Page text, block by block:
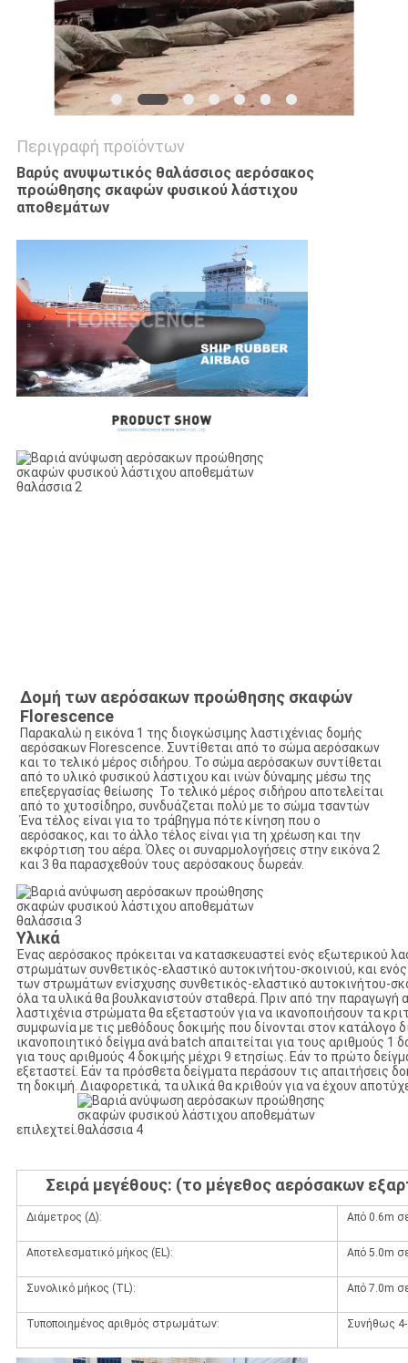
Περιγραφή προϊόντων
Βαρύς ανυψωτικός θαλάσσιος αερόσακος
προώθησης σκαφών φυσικού λάστιχου
αποθεμάτων
Δομή των αερόσακων προώθησης σκαφών
Florescence
Παρακαλώ η εικόνα 1 της διογκώσιμης λαστιχένιας δομής
αερόσακων Florescence. Συντίθεται από το σώμα αερόσακων
και το τελικό μέρος σιδήρου. Το σώμα αερόσακων συντίθεται
από το υλικό φυσικού λάστιχου και ινών δύναμης μέσω της
επεξεργασίας θείωσης  Το τελικό μέρος σιδήρου αποτελείται
από το χυτοσίδηρο, συνδυάζεται πολύ με το σώμα τσαντών
Ένα τέλος είναι για το τράβηγμα πότε κίνηση που ο
αερόσακος, και το άλλο τέλος είναι για τη χρέωση και την
εκφόρτιση του αέρα. Όλες οι συναρμολογήσεις στην εικόνα 2
και 3 θα παρασχεθούν τους αερόσακους δωρεάν.
Υλικά
Ένας αερόσακος πρόκειται να κατασκευαστεί ενός εξωτερικού
στρωμάτων συνθετικός-ελαστικό αυτοκινήτου-σκοινιού, και
των στρωμάτων ενίσχυσης συνθετικός-ελαστικό αυτοκινήτου-
όλα τα υλικά θα βουλκανιστούν σταθερά. Πριν από την παραγωγή
λαστιχένια στρώματα θα εξεταστούν για να ικανοποιήσουν τα
συμφωνία με τις μεθόδους δοκιμής που δίνονται στον κατάλογο
ικανοποιητικό δείγμα ανά batch απαιτείται για τους αριθμούς 1
για τους αριθμούς 4 δοκιμής μέχρι 9 ετησίως. Εάν το πρώτο
εξεταστεί. Εάν τα πρόσθετα δείγματα περάσουν τις απαιτήσεις
τη δοκιμή. Διαφορετικά, τα υλικά θα κριθούν για να έχουν
επιλεχτεί.
Σειρά μεγέθους: (το μέγεθος αερόσακων
Διάμετρος (Δ): Από 0.6m
Αποτελεσματικό μήκος (EL): Από 5.0m
Συνολικό μήκος (TL): Από 7.0m
Τυποποιημένος αριθμός στρωμάτων: Συνήθως